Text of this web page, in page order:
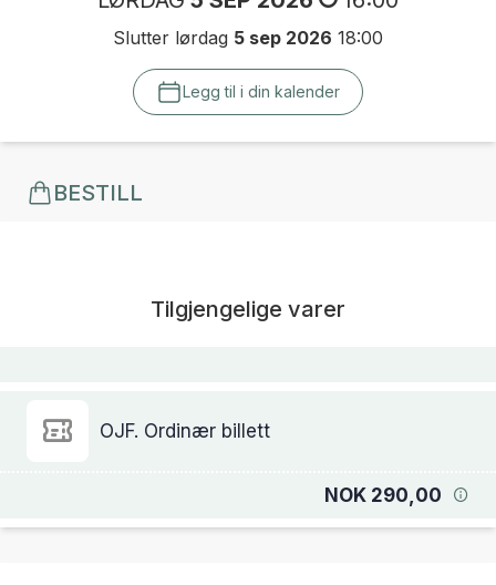
Slutter lørdag 5 sep 2026 18:00
Legg til i din kalender
BESTILL
Tilgjengelige varer
OJF. Ordinær billett
NOK 290,00